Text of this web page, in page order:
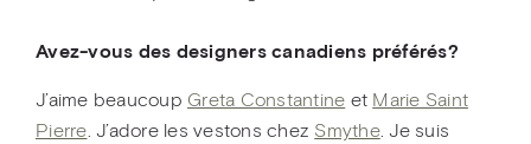
Avez-vous des designers canadiens préférés?
J’aime beaucoup Greta Constantine et Marie Saint
Pierre . J’adore les vestons chez Smythe. Je suis